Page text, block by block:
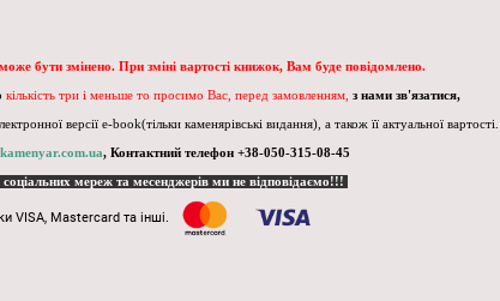
бути змінено. При зміні вартості книжок, Вам буде повідомлено.
кількість три і меньше то просимо Вас, перед замовленням, з нами зв'язатися,
версії e-book(тільки каменярівські видання), а також її актуальної вартості.
, Контактний телефон +38-050-315-08-45
мереж та месенджерів ми не відповідаємо!!!
VISA, Mastercard та інші.